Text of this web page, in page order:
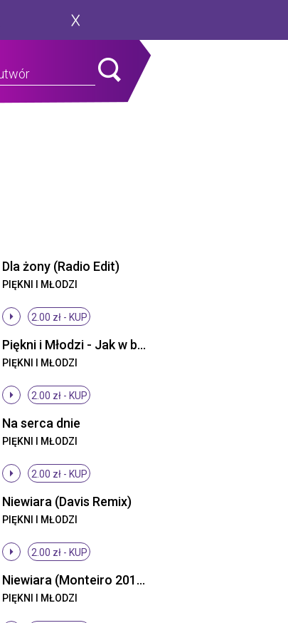
Dla żony (Radio Edit)
PIĘKNI I MŁODZI
2.00 zł - KUP
Piękni i Młodzi - Jak w bajce (ti amo) (Radio Edit)
PIĘKNI I MŁODZI
2.00 zł - KUP
Na serca dnie
PIĘKNI I MŁODZI
2.00 zł - KUP
Niewiara (Davis Remix)
PIĘKNI I MŁODZI
2.00 zł - KUP
Niewiara (Monteiro 2013 Remix)
PIĘKNI I MŁODZI